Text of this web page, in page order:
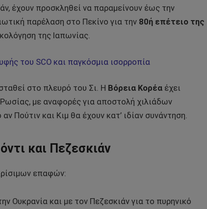
έχουν προσκληθεί να παραμείνουν έως την
παρέλαση στο Πεκίνο για την 80ή επέτειο της
της Ιαπωνίας.
του SCO και παγκόσμια ισορροπία
στο πλευρό του Σι. Η Βόρεια Κορέα έχει
με αναφορές για αποστολή χιλιάδων
Πούτιν και Κιμ θα έχουν κατ’ ιδίαν συνάντηση.
και Πεζεσκιάν
επαφών:
Ουκρανία και με τον Πεζεσκιάν για το πυρηνικό